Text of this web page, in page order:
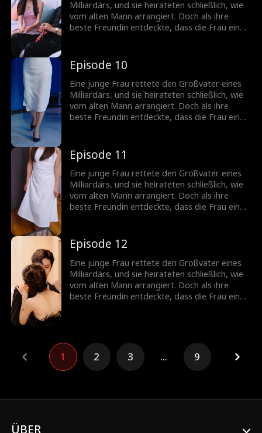
Milliardärs, und sie heirateten schließlich, wie
vom alten Mann arrangiert. Doch als ihre
beste Freundin entdeckte, dass die Frau eine
Episode 10
Eine junge Frau rettete den Großvater eines
Milliardärs, und sie heirateten schließlich, wie
vom alten Mann arrangiert. Doch als ihre
beste Freundin entdeckte, dass die Frau eine
Episode 11
Eine junge Frau rettete den Großvater eines
Milliardärs, und sie heirateten schließlich, wie
vom alten Mann arrangiert. Doch als ihre
beste Freundin entdeckte, dass die Frau eine
Episode 12
Eine junge Frau rettete den Großvater eines
Milliardärs, und sie heirateten schließlich, wie
vom alten Mann arrangiert. Doch als ihre
beste Freundin entdeckte, dass die Frau eine
1 2 3 ... 9
ÜBER